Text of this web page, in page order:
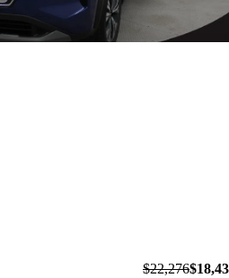
$22,276